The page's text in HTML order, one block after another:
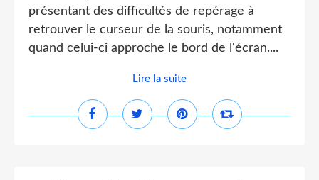
présentant des difficultés de repérage à
retrouver le curseur de la souris, notamment
quand celui-ci approche le bord de l'écran....
Lire la suite